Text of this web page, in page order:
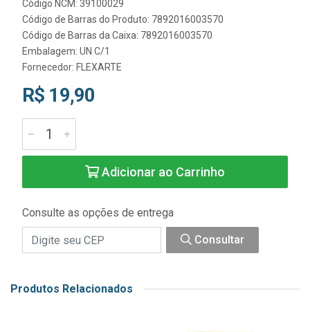
Código NCM: 39100029
Código de Barras do Produto: 7892016003570
Código de Barras da Caixa: 7892016003570
Embalagem: UN C/1
Fornecedor: FLEXARTE
R$ 19,90
Adicionar ao Carrinho
Consulte as opções de entrega
Consultar
Produtos Relacionados